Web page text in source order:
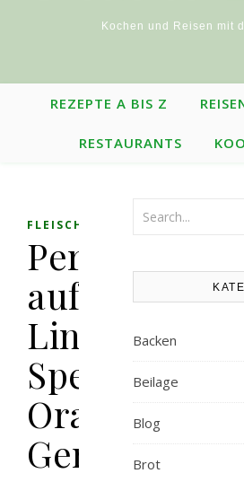
Kochen und Reisen mit
REZEPTE A BIS Z
RESTAURANTS
FLEISCH HAUPTSPEISE
Perlhuhn
auf
Linsen-
Speck-
Orangen-
Gemüse
Backen
Beilage
Blog
Brot